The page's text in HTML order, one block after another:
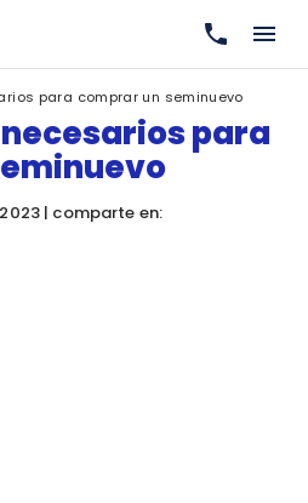
para comprar un seminuevo
para
| comparte en: